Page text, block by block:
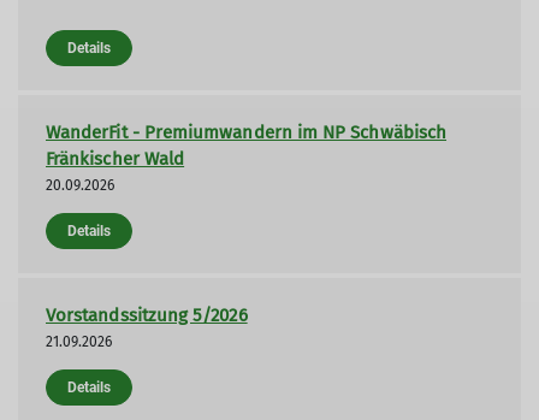
Details
WanderFit - Premiumwandern im NP Schwäbisch
Fränkischer Wald
20.09.2026
Details
Vorstandssitzung 5/2026
21.09.2026
Details